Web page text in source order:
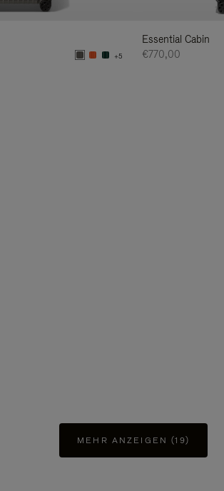
+5
Essential Cabin
€770,00
MEHR ANZEIGEN (19)